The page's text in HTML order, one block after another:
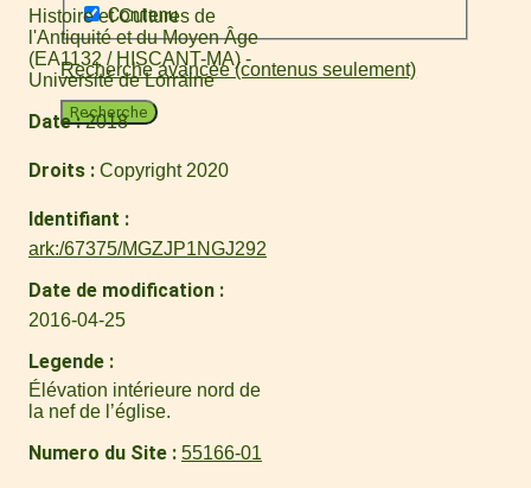
Contenu
Recherche avancée (contenus seulement)
Recherche
Histoire et Cultures de
l'Antiquité et du Moyen Âge
(EA1132 / HISCANT-MA) -
Université de Lorraine
Date 2018
Droits Copyright 2020
Identifiant
ark:/67375/MGZJP1NGJ292
Date de modification
2016-04-25
Legende
Élévation intérieure nord de
la nef de l’église.
Numero du Site 55166-01